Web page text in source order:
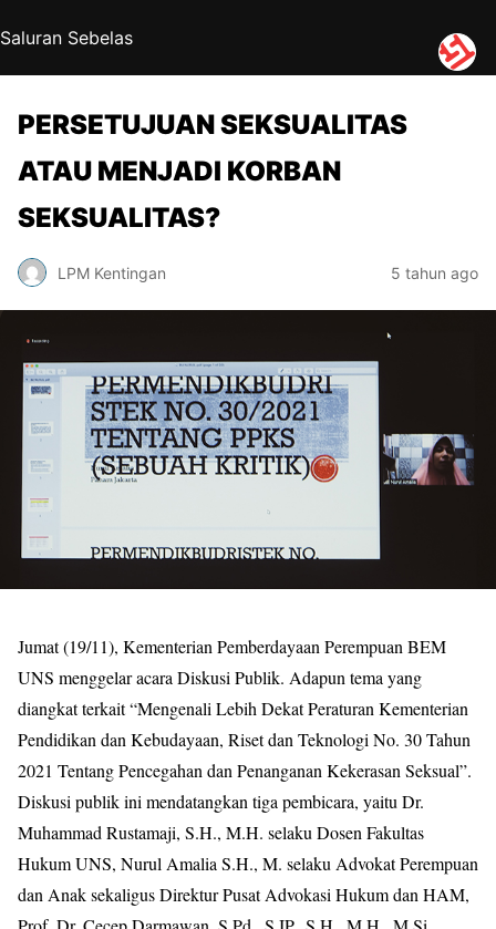
Saluran Sebelas
PERSETUJUAN SEKSUALITAS
ATAU MENJADI KORBAN
SEKSUALITAS?
LPM Kentingan 5 tahun ago
Jumat (19/11), Kementerian Pemberdayaan Perempuan BEM
UNS menggelar acara Diskusi Publik. Adapun tema yang
diangkat terkait “Mengenali Lebih Dekat Peraturan Kementerian
Pendidikan dan Kebudayaan, Riset dan Teknologi No. 30 Tahun
2021 Tentang Pencegahan dan Penanganan Kekerasan Seksual”.
Diskusi publik ini mendatangkan tiga pembicara, yaitu Dr.
Muhammad Rustamaji, S.H., M.H. selaku Dosen Fakultas
Hukum UNS, Nurul Amalia S.H., M. selaku Advokat Perempuan
dan Anak sekaligus Direktur Pusat Advokasi Hukum dan HAM,